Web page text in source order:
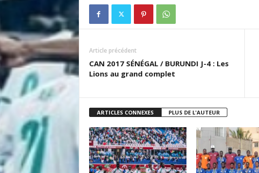
Article précédent
CAN 2017 SÉNÉGAL / BURUNDI J-4 : Les
Lions au grand complet
ARTICLES CONNEXES PLUS DE L'AUTEUR